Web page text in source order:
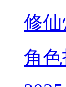
修
角色